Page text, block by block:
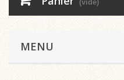
(vide)
MENU